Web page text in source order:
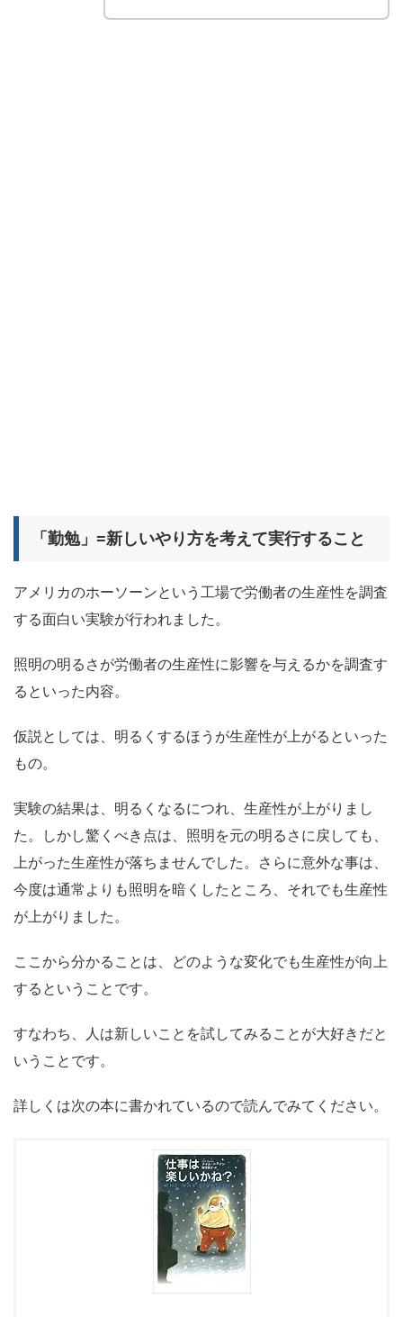
「勤勉」=新しいやり方を考えて実行すること
アメリカのホーソーンという工場で労働者の生産性を調査
する面白い実験が行われました。
照明の明るさが労働者の生産性に影響を与えるかを調査す
るといった内容。
仮説としては、明るくするほうが生産性が上がるといった
もの。
実験の結果は、明るくなるにつれ、生産性が上がりまし
た。しかし驚くべき点は、照明を元の明るさに戻しても、
上がった生産性が落ちませんでした。さらに意外な事は、
今度は通常よりも照明を暗くしたところ、それでも生産性
が上がりました。
ここから分かることは、
どのような変化でも生産性が向上
する ということです。
すなわち、 人は新しいことを試してみることが大好き だと
いうことです。
詳しくは次の本に書かれているので読んでみてください。